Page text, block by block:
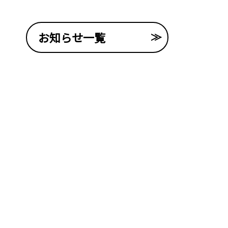
お知らせ一覧